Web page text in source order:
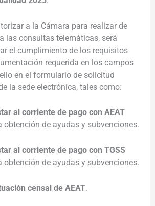
a la Cámara para realizar de
las consultas telemáticas, será
el cumplimiento de los requisitos
requerida en los campos
en el formulario de solicitud
la sede electrónica, tales como:
al corriente de pago con AEAT
obtención de ayudas y subvenciones.
al corriente de pago con TGSS
obtención de ayudas y subvenciones.
censal de AEAT.